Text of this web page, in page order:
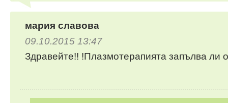
мария славова
09.10.2015 13:47
Здравейте!! !Плазмотерапията запълва ли